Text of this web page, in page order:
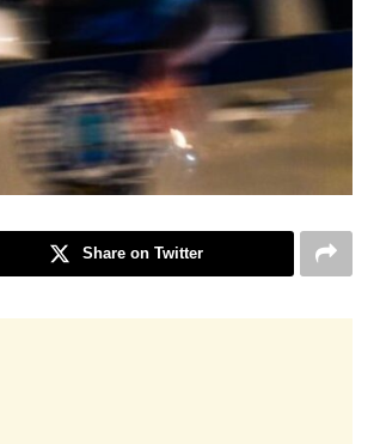
Share on Twitter